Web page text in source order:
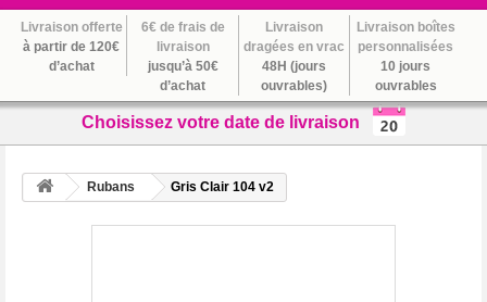
Livraison offerte
à partir de 120€
d’achat
6€ de frais de
livraison
jusqu’à 50€
d’achat
Livraison
dragées en vrac
48H (jours
ouvrables)
Livraison boîtes
personnalisées
10 jours
ouvrables
Choisissez votre date de livraison
Rubans Gris Clair 104 v2